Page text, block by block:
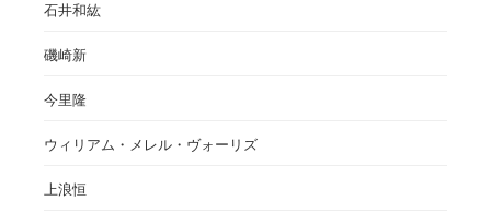
石井和紘
磯崎新
今里隆
ウィリアム・メレル・ヴォーリズ
上浪恒